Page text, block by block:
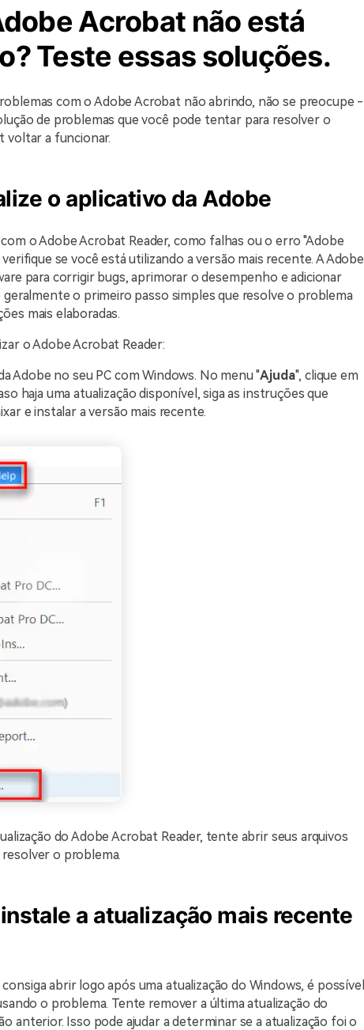
Acrobat não está
Teste essas soluções.
com o Adobe Acrobat não abrindo, não se preocupe -
de problemas que você pode tentar para resolver o
voltar a funcionar.
o aplicativo da Adobe
o Adobe Acrobat Reader, como falhas ou o erro "Adobe
se você está utilizando a versão mais recente. A Adobe
para corrigir bugs, aprimorar o desempenho e adicionar
geralmente o primeiro passo simples que resolve o problema
mais elaboradas.
o Adobe Acrobat Reader:
Adobe no seu PC com Windows. No menu "Ajuda", clique em
haja uma atualização disponível, siga as instruções que
e instalar a versão mais recente.
do Adobe Acrobat Reader, tente abrir seus arquivos
o problema.
a atualização mais recente
abrir logo após uma atualização do Windows, é possível
o problema. Tente remover a última atualização do
anterior. Isso pode ajudar a determinar se a atualização foi o